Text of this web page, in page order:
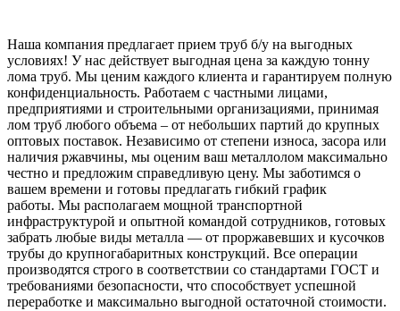
Наша компания предлагает прием труб б/у на выгодных
условиях! У нас действует выгодная цена за каждую тонну
лома труб. Мы ценим каждого клиента и гарантируем полную
конфиденциальность. Работаем с частными лицами,
предприятиями и строительными организациями, принимая
лом труб любого объема – от небольших партий до крупных
оптовых поставок. Независимо от степени износа, засора или
наличия ржавчины, мы оценим ваш металлолом максимально
честно и предложим справедливую цену. Мы заботимся о
вашем времени и готовы предлагать гибкий график
работы. Мы располагаем мощной транспортной
инфраструктурой и опытной командой сотрудников, готовых
забрать любые виды металла — от проржавевших и кусочков
трубы до крупногабаритных конструкций. Все операции
производятся строго в соответствии со стандартами ГОСТ и
требованиями безопасности, что способствует успешной
переработке и максимально выгодной остаточной стоимости.